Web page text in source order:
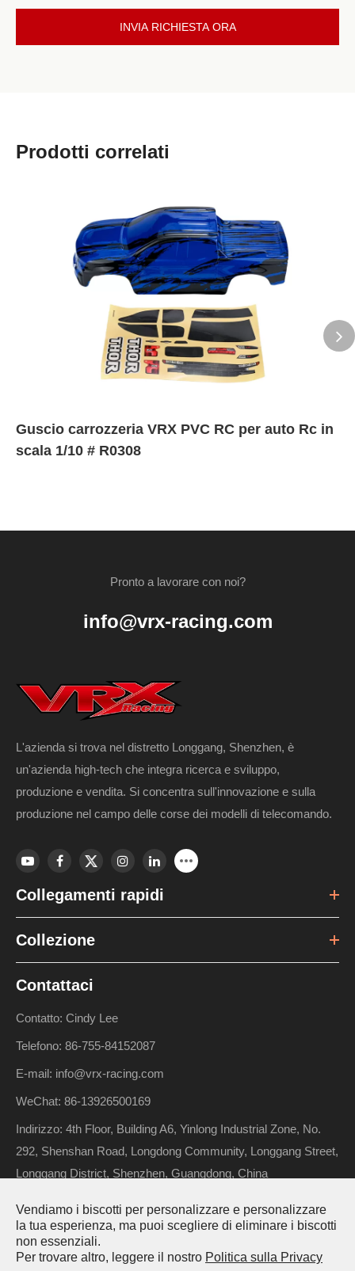
INVIA RICHIESTA ORA
Prodotti correlati
Guscio carrozzeria VRX PVC RC per auto Rc in
scala 1/10 # R0308
Pronto a lavorare con noi?
info@vrx-racing.com
L'azienda si trova nel distretto Longgang, Shenzhen, è
un'azienda high-tech che integra ricerca e sviluppo,
produzione e vendita. Si concentra sull'innovazione e sulla
produzione nel campo delle corse dei modelli di telecomando.
Collegamenti rapidi
Collezione
Contattaci
Contatto: Cindy Lee
Telefono: 86-755-84152087
E-mail: info@vrx-racing.com
WeChat: 86-13926500169
Indirizzo: 4th Floor, Building A6, Yinlong Industrial Zone, No.
292, Shenshan Road, Longdong Community, Longgang Street,
Longgang District, Shenzhen, Guangdong, China
Diritto d'autore ©
diritti riservati.
Vendiamo i biscotti per personalizzare e personalizzare
la tua esperienza, ma puoi scegliere di eliminare i biscotti
non essenziali.
Per trovare altro, leggere il nostro Politica sulla Privacy